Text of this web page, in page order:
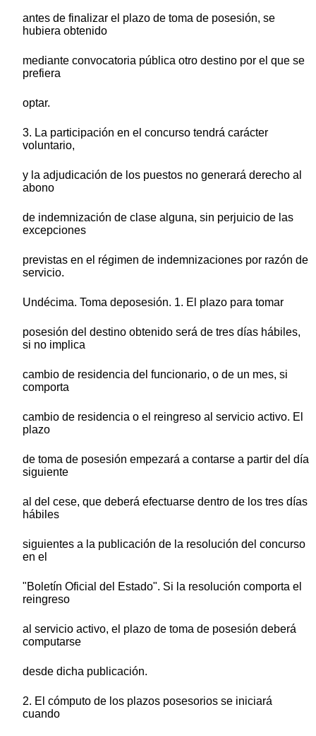
antes de finalizar el plazo de toma de posesión, se
hubiera obtenido
mediante convocatoria pública otro destino por el que se
prefiera
optar.
3. La participación en el concurso tendrá carácter
voluntario,
y la adjudicación de los puestos no generará derecho al
abono
de indemnización de clase alguna, sin perjuicio de las
excepciones
previstas en el régimen de indemnizaciones por razón de
servicio.
Undécima. Toma deposesión. 1. El plazo para tomar
posesión del destino obtenido será de tres días hábiles,
si no implica
cambio de residencia del funcionario, o de un mes, si
comporta
cambio de residencia o el reingreso al servicio activo. El
plazo
de toma de posesión empezará a contarse a partir del día
siguiente
al del cese, que deberá efectuarse dentro de los tres días
hábiles
siguientes a la publicación de la resolución del concurso
en el
"Boletín Oficial del Estado". Si la resolución comporta el
reingreso
al servicio activo, el plazo de toma de posesión deberá
computarse
desde dicha publicación.
2. El cómputo de los plazos posesorios se iniciará
cuando